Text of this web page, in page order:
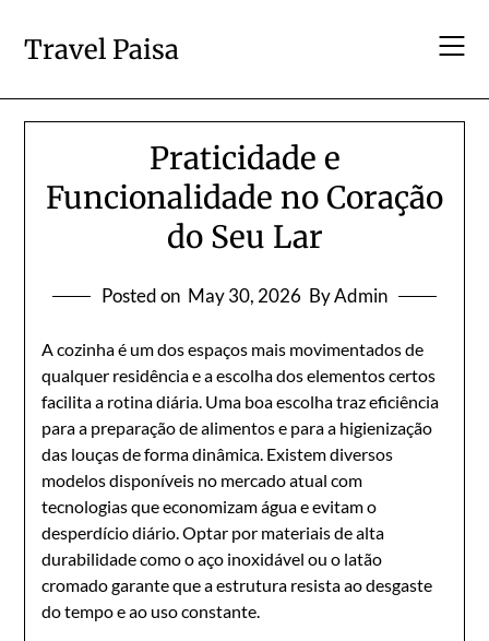
content
Travel Paisa
Praticidade e
Funcionalidade no Coração
do Seu Lar
Posted on May 30, 2026 By Admin
A cozinha é um dos espaços mais movimentados de
qualquer residência e a escolha dos elementos certos
facilita a rotina diária. Uma boa escolha traz eficiência
para a preparação de alimentos e para a higienização
das louças de forma dinâmica. Existem diversos
modelos disponíveis no mercado atual com
tecnologias que economizam água e evitam o
desperdício diário. Optar por materiais de alta
durabilidade como o aço inoxidável ou o latão
cromado garante que a estrutura resista ao desgaste
do tempo e ao uso constante.